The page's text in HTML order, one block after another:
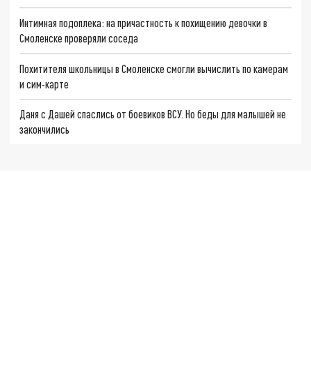
Интимная подоплека: на причастность к похищению девочки в
Смоленске проверяли соседа
Похитителя школьницы в Смоленске смогли вычислить по камерам
и сим-карте
Даня с Дашей спаслись от боевиков ВСУ. Но беды для малышей не
закончились